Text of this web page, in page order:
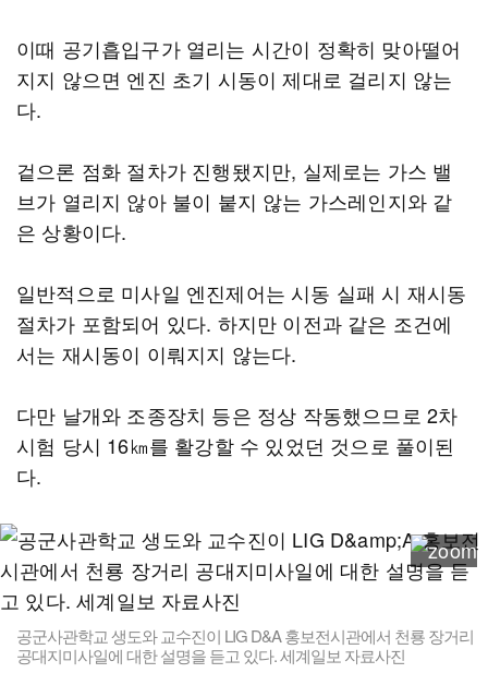
이때 공기흡입구가 열리는 시간이 정확히 맞아떨어
지지 않으면 엔진 초기 시동이 제대로 걸리지 않는
다.
겉으론 점화 절차가 진행됐지만, 실제로는 가스 밸
브가 열리지 않아 불이 붙지 않는 가스레인지와 같
은 상황이다.
일반적으로 미사일 엔진제어는 시동 실패 시 재시동
절차가 포함되어 있다. 하지만 이전과 같은 조건에
서는 재시동이 이뤄지지 않는다.
다만 날개와 조종장치 등은 정상 작동했으므로 2차
시험 당시 16㎞를 활강할 수 있었던 것으로 풀이된
다.
공군사관학교 생도와 교수진이 LIG D&A 홍보전시관에서 천룡 장거리
공대지미사일에 대한 설명을 듣고 있다. 세계일보 자료사진